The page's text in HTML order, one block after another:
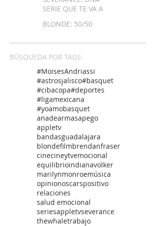
SERIE QUE TE VA A
BLONDE: 50/50
BÚSQUEDA POR TAGS:
#MoisesAndriassi
#astrosjalisco#basquet
#cibacopa#deportes
#ligamexicana
#yoamobasquet
anadearmasapego
appletv
bandasguadalajara
blondefilmbrendanfraser
cinecineytvemocional
equilibrioindianavolker
marilynmonroemúsica
opinionoscarspositivo
relaciones
salud emocional
seriesappletvseverance
thewhaletrabajo